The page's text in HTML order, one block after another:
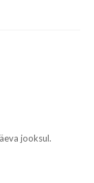
jooksul.